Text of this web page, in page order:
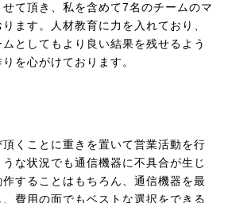
て頂き、私を含めて7名のチームのマ
ます。人材教育に力を入れており、
としてもより良い結果を残せるよう
を心がけております。
くことに重きを置いて営業活動を行
な状況でも通信機器に不具合が生じ
することはもちろん、通信機器を最
費用の面でもベストな選択をできる